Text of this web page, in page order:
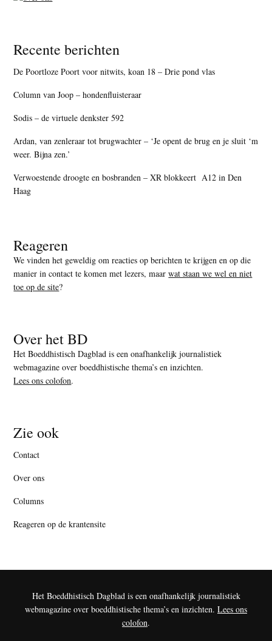
Recente berichten
De Poortloze Poort voor nitwits, koan 18 – Drie pond vlas
Column van Joop – hondenfluisteraar
Sodis – de virtuele denkster 592
Ardan, van zenleraar tot brugwachter – ‘Je opent de brug en je sluit ‘m
weer. Bijna zen.’
Verwoestende droogte en bosbranden – XR blokkeert A12 in Den
Haag
Reageren
We vinden het geweldig om reacties op berichten te krijgen en op die
manier in contact te komen met lezers, maarwat staan we wel en niet
toe op de site?
Over het BD
Het Boeddhistisch Dagblad is een onafhankelijk journalistiek
webmagazine over boeddhistische thema’s en inzichten.
Lees ons colofon.
Zie ook
Contact
Over ons
Columns
Reageren op de krantensite
Het Boeddhistisch Dagblad is een onafhankelijk journalistiek
webmagazine over boeddhistische thema’s en inzichten. Lees ons
colofon.